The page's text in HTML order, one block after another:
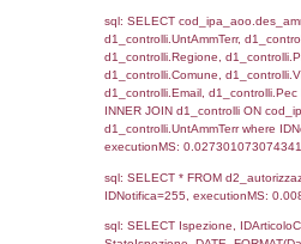
LEFT JOIN
el_comuni AS